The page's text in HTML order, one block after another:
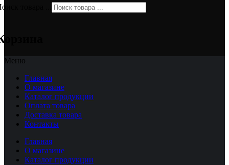
товара ...
Меню
Главная
О магазине
Каталог продукции
Оплата товара
Доставка товара
Контакты
Главная
О магазине
Каталог продукции